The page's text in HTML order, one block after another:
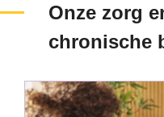
Onze zorg
chronische